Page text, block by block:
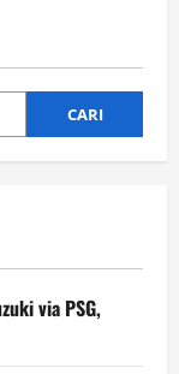
CARI
via PSG,